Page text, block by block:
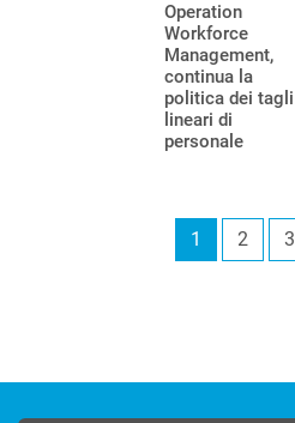
Operation
Workforce
Management,
continua la
politica dei tagli
lineari di
personale
1 2 3